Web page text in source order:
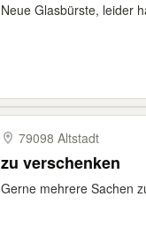
Neue Glasbürste, leider
79098 Altstadt
zu verschenken
Gerne mehrere Sachen